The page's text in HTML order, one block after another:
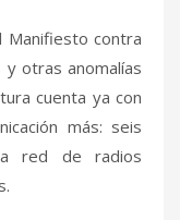
Manifiesto contra
otras anomalías
cuenta ya con
más: seis
red de radios